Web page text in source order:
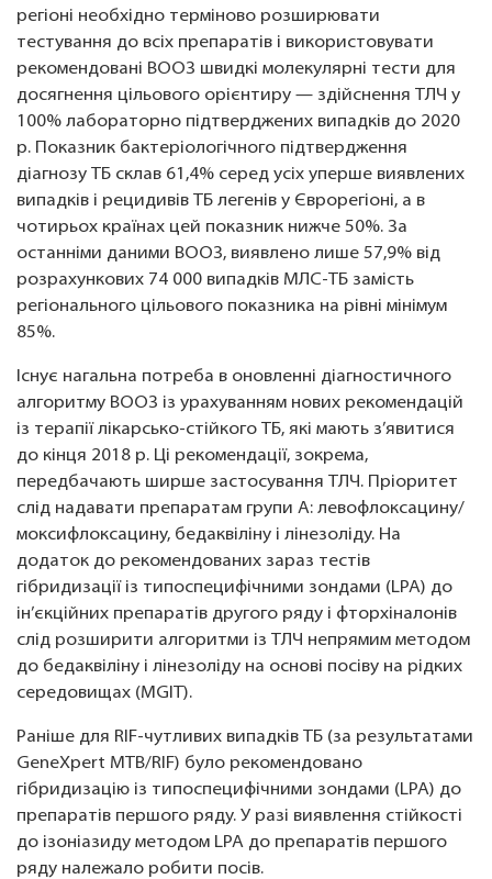
регіоні необхідно терміново розширювати
тестування до всіх препаратів і використовувати
рекомендовані ВООЗ швидкі молекулярні тести для
досягнення цільового орієнтиру — здійснення ТЛЧ у
100% лабораторно підтверджених випадків до 2020
р. Показник бактеріологічного підтвердження
діагнозу ТБ склав 61,4% серед усіх уперше виявлених
випадків і рецидивів ТБ легенів у Єврорегіоні, а в
чотирьох країнах цей показник нижче 50%. За
останніми даними ВООЗ, виявлено лише 57,9% від
розрахункових 74 000 випадків МЛС-ТБ замість
регіонального цільового показника на рівні мінімум
85%.
Існує нагальна потреба в оновленні діагностичного
алгоритму ВООЗ із урахуванням нових рекомендацій
із терапії лікарсько-стійкого ТБ, які мають з’явитися
до кінця 2018 р. Ці рекомендації, зокрема,
передбачають ширше застосування ТЛЧ. Пріоритет
слід надавати препаратам групи А: левофлоксацину/
моксифлоксацину, бедаквіліну і лінезоліду. На
додаток до рекомендованих зараз тестів
гібридизації із типоспецифічними зондами (LPA) до
ін’єкційних препаратів другого ряду і фторхіналонів
слід розширити алгоритми із ТЛЧ непрямим методом
до бедаквіліну і лінезоліду на основі посіву на рідких
середовищах (MGIT).
Раніше для RIF-чутливих випадків ТБ (за результатами
GeneXpert MTB/RIF) було рекомендовано
гібридизацію із типоспецифічними зондами (LPA) до
препаратів першого ряду. У разі виявлення стійкості
до ізоніазиду методом LPA до препаратів першого
ряду належало робити посів.